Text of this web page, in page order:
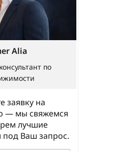
заявку на
— мы свяжемся
лучшие
Ваш запрос.
Alia
по